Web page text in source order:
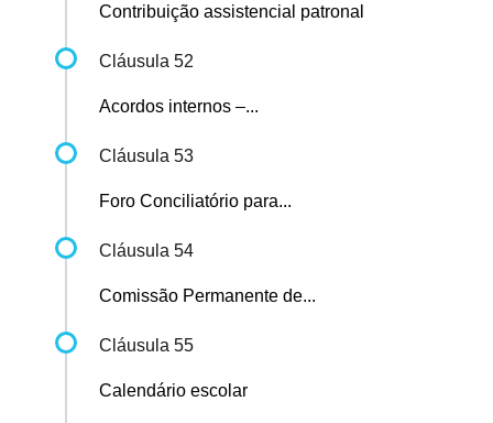
Contribuição assistencial patronal
Cláusula 52
Acordos internos –...
Cláusula 53
Foro Conciliatório para...
Cláusula 54
Comissão Permanente de...
Cláusula 55
Calendário escolar